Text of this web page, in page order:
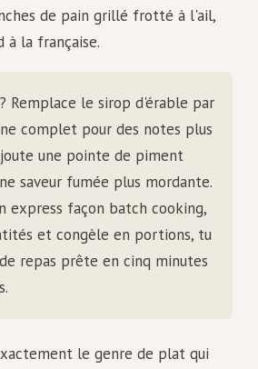
de pain grillé frotté à l'ail,
la française.
Remplace le sirop d'érable par
complet pour des notes plus
une pointe de piment
saveur fumée plus mordante.
express façon batch cooking,
et congèle en portions, tu
repas prête en cinq minutes
le genre de plat qui